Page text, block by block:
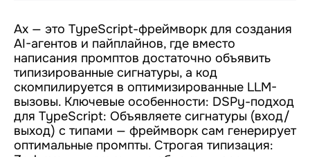
Ax — это TypeScript-фреймворк для создания
AI-агентов и пайплайнов, где вместо
написания промптов достаточно объявить
типизированные сигнатуры, а код
скомпилируется в оптимизированные LLM-
вызовы. Ключевые особенности: DSPy-подход
для TypeScript: Объявляете сигнатуры (вход/
выход) с типами — фреймворк сам генерирует
оптимальные промпты. Строгая типизация: